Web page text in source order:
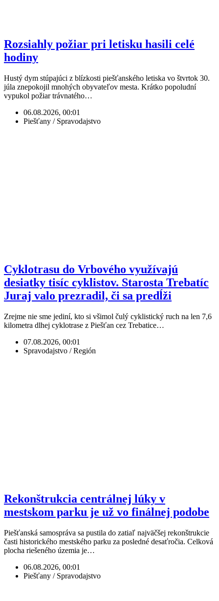
Rozsiahly požiar pri letisku hasili celé
hodiny
Hustý dym stúpajúci z blízkosti piešťanského letiska vo štvrtok 30.
júla znepokojil mnohých obyvateľov mesta. Krátko popoludní
vypukol požiar trávnatého…
06.08.2026, 00:01
Piešťany / Spravodajstvo
Cyklotrasu do Vrbového využívajú
desiatky tisíc cyklistov. Starosta Trebatíc
Juraj valo prezradil, či sa predĺži
Zrejme nie sme jediní, kto si všimol čulý cyklistický ruch na len 7,6
kilometra dlhej cyklotrase z Piešťan cez Trebatice…
07.08.2026, 00:01
Spravodajstvo / Región
Rekonštrukcia centrálnej lúky v
mestskom parku je už vo finálnej podobe
Piešťanská samospráva sa pustila do zatiaľ najväčšej rekonštrukcie
časti historického mestského parku za posledné desaťročia. Celková
plocha riešeného územia je…
06.08.2026, 00:01
Piešťany / Spravodajstvo